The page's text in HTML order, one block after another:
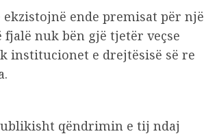
ende premisat për një
nuk bën gjë tjetër veçse
institucionet e drejtësisë së re
qëndrimin e tij ndaj